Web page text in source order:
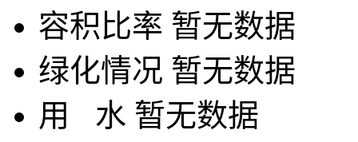
容积比率 暂无数据
绿化情况 暂无数据
用 水 暂无数据